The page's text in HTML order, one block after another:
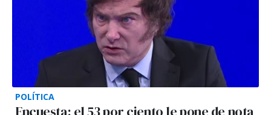
POLÍTICA
Encuesta: el 53 por ciento le pone de nota